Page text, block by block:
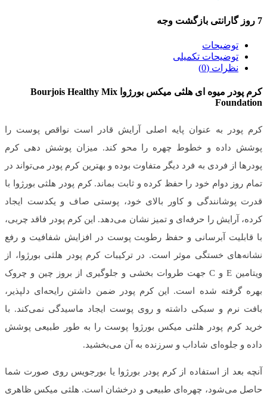
7 روز گارانتی بازگشت وجه
توضیحات
توضیحات تکمیلی
نظرات (0)
کرم پودر میوه ای هلثی میکس بورژوا Bourjois Healthy Mix
Foundation
کرم پودر به عنوان پایه اصلی آرایش قادر است نواقص پوست را
پوشش داده و خطوط چهره را محو کند. میزان پوشش دهی کرم
پودرها از فردی به فرد دیگر متفاوت بوده و بهترین کرم پودر می‌تواند در
تمام روز دوام خود را حفظ کرده و ثابت بماند. کرم پودر هلثی بورژوا با
قدرت پوشانندگی و کاور بالای خود، پوستی صاف و یکدست ایجاد
کرده، آرایش را حرفه‌ای و تمیز نشان می‌دهد. این کرم پودر فاقد چربی،
با قابلیت آبرسانی و حفظ رطوبت پوست در افزایش شفافیت و رفع
نشانه‌های خستگی موثر است. در ترکیبات کرم پودر هلثی بورژوا، از
ویتامین E و C جهت طروات بخشی و جلوگیری از بروز چین و چروک
بهره گرفته شده است. این کرم پودر ضمن داشتن رایحه‌ای دلپذیر،
بافت نرم و سبکی داشته و روی پوست ایجاد ماسیدگی نمی‌کند. با
خرید کرم پودر هلثی میکس بورژوا پوست را به طور طبیعی پوشش
داده و جلوه‌ای شاداب و سرزنده به آن می‌بخشید.
آنچه بعد از استفاده از کرم پودر بورژوا یا بورجویس روی صورت شما
حاصل می‌شود، چهره‌ای طبیعی و درخشان است. هلثی میکس ظاهری